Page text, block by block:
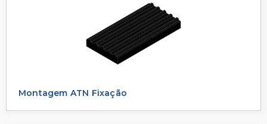
Montagem ATN Fixação